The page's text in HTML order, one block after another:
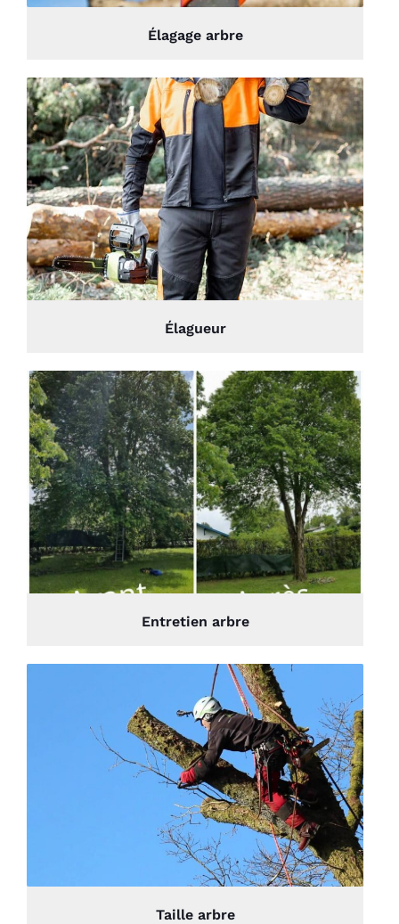
Élagage arbre
Élagueur
Entretien arbre
Taille arbre